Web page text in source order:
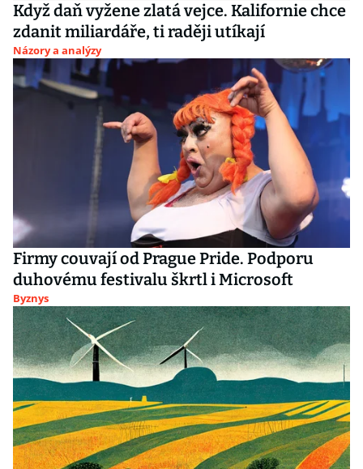
Když daň vyžene zlatá vejce. Kalifornie chce
zdanit miliardáře, ti raději utíkají
Názory a analýzy
Firmy couvají od Prague Pride. Podporu
duhovému festivalu škrtl i Microsoft
Byznys